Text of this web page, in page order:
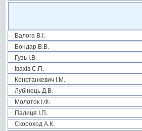
Балога В.І.
Бондар В.В.
Гузь І.В.
Івахів С.П.
Констанкевич І.М.
Лубінець Д.В.
Молоток І.Ф.
Палиця І.П.
Скороход А.К.